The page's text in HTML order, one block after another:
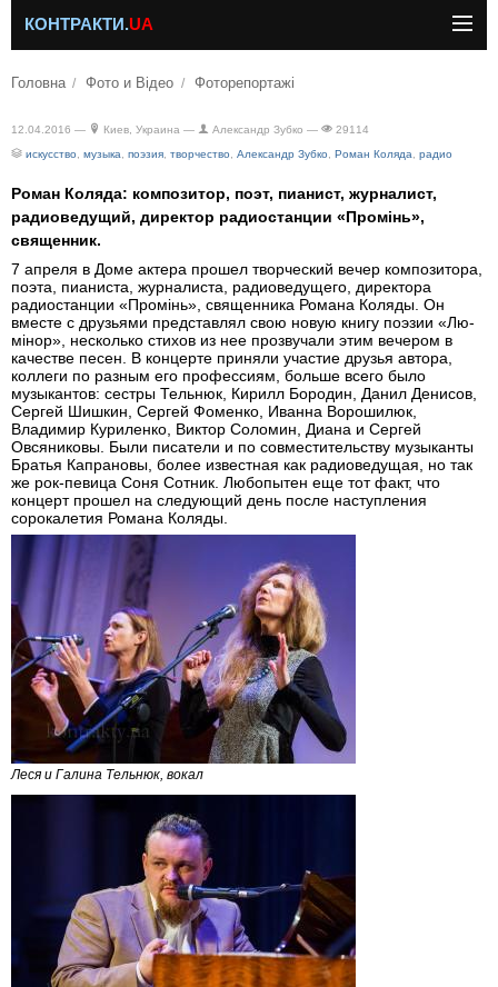
КОНТРАКТИ.UA
Головна Фото и Відео Фоторепортажі
12.04.2016 — Киев, Украина — Александр Зубко —
29114
искусство
музыка поэзия творчество Александр Зубко Роман Коляда радио
Роман Коляда: композитор, поэт, пианист, журналист,
радиоведущий, директор радиостанции «Промінь»,
священник.
7 апреля в Доме актера прошел творческий вечер композитора,
поэта, пианиста, журналиста, радиоведущего, директора
радиостанции «Промінь», священника Романа Коляды. Он
вместе с друзьями представлял свою новую книгу поэзии «Лю-
мінор», несколько стихов из нее прозвучали этим вечером в
качестве песен. В концерте приняли участие друзья автора,
коллеги по разным его профессиям, больше всего было
музыкантов: сестры Тельнюк, Кирилл Бородин, Данил Денисов,
Сергей Шишкин, Сергей Фоменко, Иванна Ворошилюк,
Владимир Куриленко, Виктор Соломин, Диана и Сергей
Овсяниковы. Были писатели и по совместительству музыканты
Братья Капрановы, более известная как радиоведущая, но так
же рок-певица Соня Сотник. Любопытен еще тот факт, что
концерт прошел на следующий день после наступления
сорокалетия Романа Коляды.
Леся и Галина Тельнюк, вокал